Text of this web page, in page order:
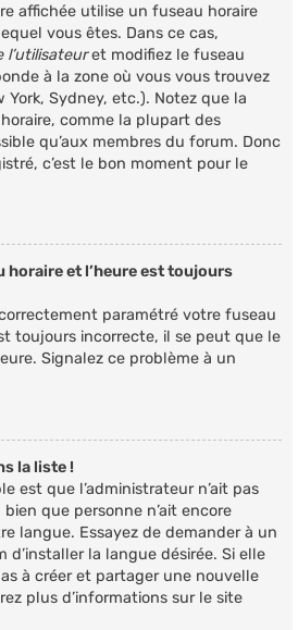
affichée utilise un fuseau horaire
vous êtes. Dans ce cas,
l’utilisateuret modifiez le fuseau
à la zone où vous vous trouvez
York, Sydney, etc.). Notez que la
comme la plupart des
qu’aux membres du forum. Donc
c’est le bon moment pour le
horaire et l’heure est toujours
paramétré votre fuseau
toujours incorrecte, il se peut que le
Signalez ce problème à un
la liste !
est que l’administrateur n’ait pas
que personne n’ait encore
langue. Essayez de demander à un
la langue désirée. Si elle
à créer et partager une nouvelle
plus d’informations sur le site